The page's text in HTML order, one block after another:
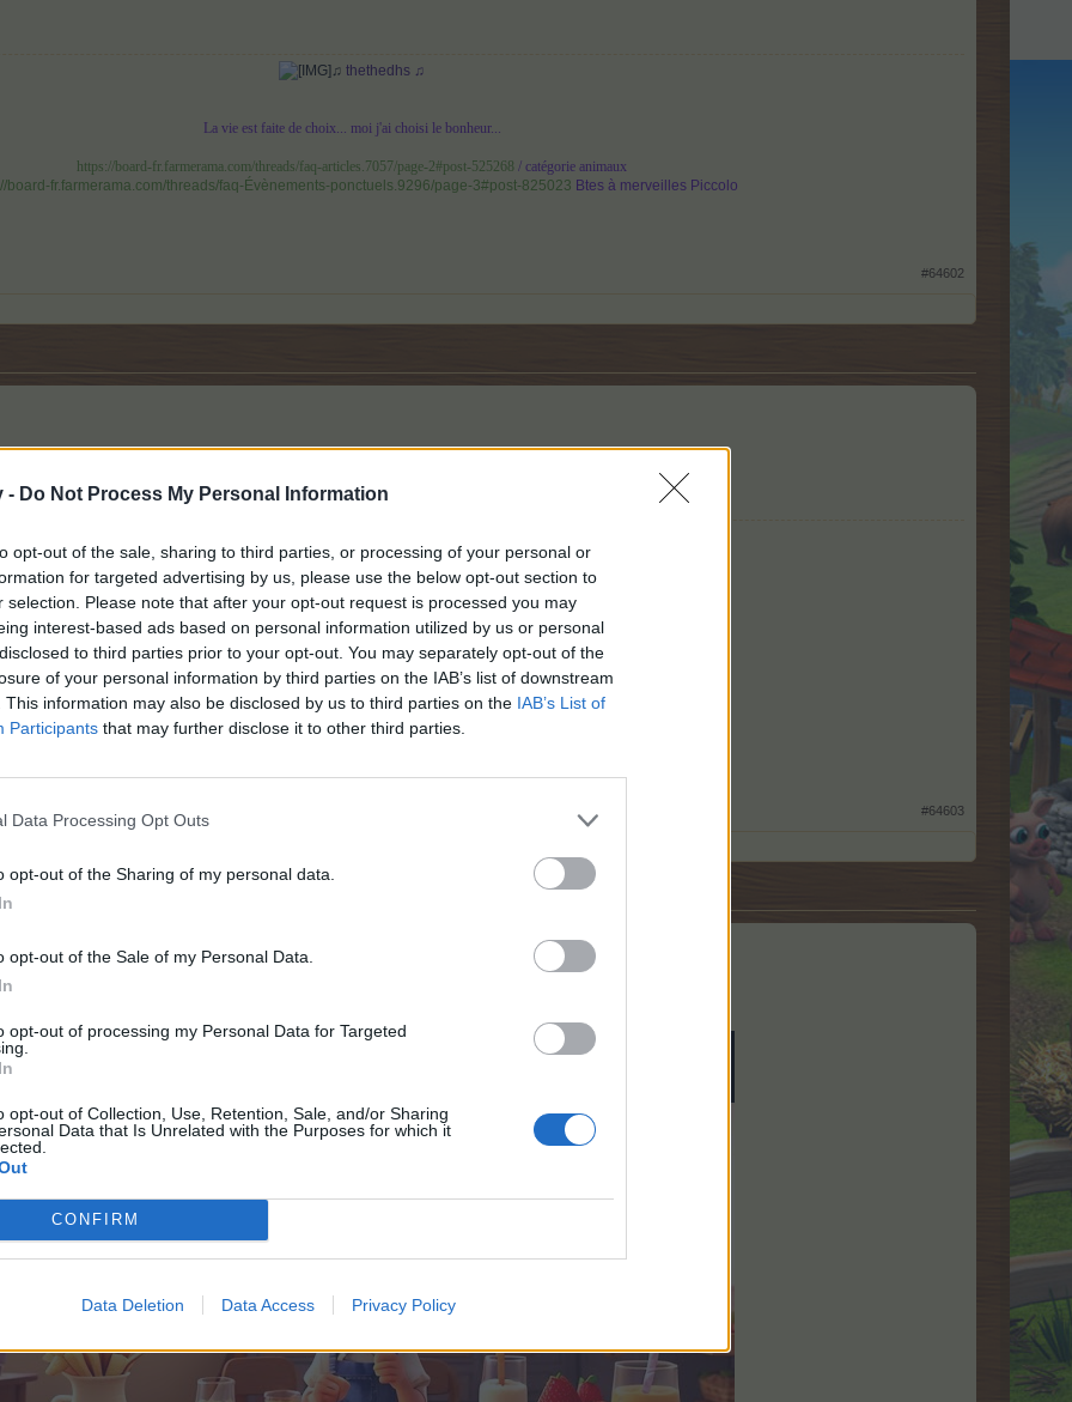
- Do Not Process My Personal Information
opt-out of the sale, sharing to third parties, or processing of your personal or
for targeted advertising by us, please use the below opt-out section to
selection. Please note that after your opt-out request is processed you may
interest-based ads based on personal information utilized by us or personal
to third parties prior to your opt-out. You may separately opt-out of the
of your personal information by third parties on the IAB’s list of downstream
This information may also be disclosed by us to third parties on the IAB’s List of
Participants that may further disclose it to other third parties.
Data Processing Opt Outs
opt-out of the Sharing of my personal data.
opt-out of the Sale of my Personal Data.
opt-out of processing my Personal Data for Targeted
opt-out of Collection, Use, Retention, Sale, and/or Sharing
Data that Is Unrelated with the Purposes for which it
CONFIRM
Data Deletion Data Access Privacy Policy
♫ thethedhs ♫
La vie est faite de choix... moi j'ai choisi le bonheur...
https://board-fr.farmerama.com/threads/faq-articles.7057/page-2#post-525268 / catégorie animaux
board-fr.farmerama.com/threads/faq-Évènements-ponctuels.9296/page-3#post-825023 Btes à merveilles Piccolo
#64602
http://jeux-alternatifs.com/Farmerama-jeu275_hit-parade_1_1.html
#64603
le monde !!! .............